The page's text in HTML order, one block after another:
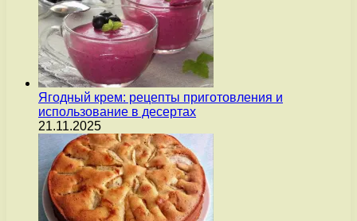
Ягодный крем: рецепты приготовления и
использование в десертах
21.11.2025